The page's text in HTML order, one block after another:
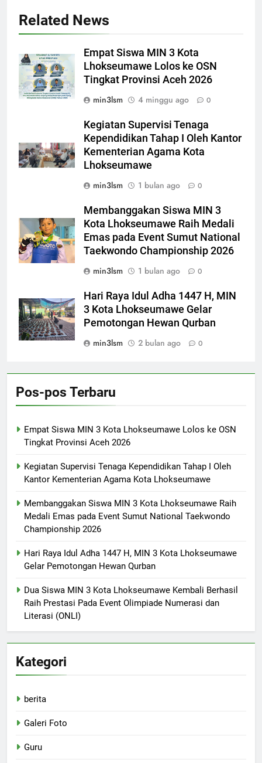
Related News
Empat Siswa MIN 3 Kota
Lhokseumawe Lolos ke OSN
Tingkat Provinsi Aceh 2026
min3lsm
4 minggu ago 0
Kegiatan Supervisi Tenaga
Kependidikan Tahap I Oleh Kantor
Kementerian Agama Kota
Lhokseumawe
min3lsm
1 bulan ago 0
Membanggakan Siswa MIN 3
Kota Lhokseumawe Raih Medali
Emas pada Event Sumut National
Taekwondo Championship 2026
min3lsm
1 bulan ago 0
Hari Raya Idul Adha 1447 H, MIN
3 Kota Lhokseumawe Gelar
Pemotongan Hewan Qurban
min3lsm
2 bulan ago 0
Pos-pos Terbaru
Empat Siswa MIN 3 Kota Lhokseumawe Lolos ke OSN
Tingkat Provinsi Aceh 2026
Kegiatan Supervisi Tenaga Kependidikan Tahap I Oleh
Kantor Kementerian Agama Kota Lhokseumawe
Membanggakan Siswa MIN 3 Kota Lhokseumawe Raih
Medali Emas pada Event Sumut National Taekwondo
Championship 2026
Hari Raya Idul Adha 1447 H, MIN 3 Kota Lhokseumawe
Gelar Pemotongan Hewan Qurban
Dua Siswa MIN 3 Kota Lhokseumawe Kembali Berhasil
Raih Prestasi Pada Event Olimpiade Numerasi dan
Literasi (ONLI)
Kategori
berita
Galeri Foto
Guru